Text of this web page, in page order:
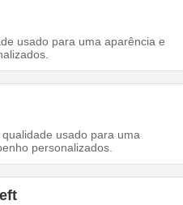
usado para uma aparência e
usado para uma
personalizados.